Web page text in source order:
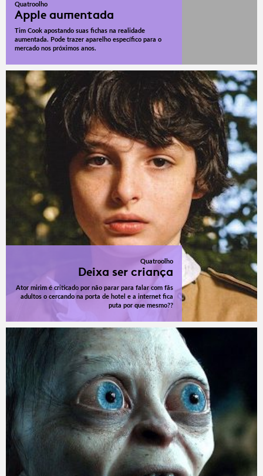
Quatroolho
Apple aumentada
Tim Cook apostando suas fichas na realidade
aumentada. Pode trazer aparelho específico para o
mercado nos próximos anos.
Quatroolho
Deixa ser criança
Ator mirim é criticado por não parar para falar com fãs
adultos o cercando na porta de hotel e a internet fica
puta por que mesmo??